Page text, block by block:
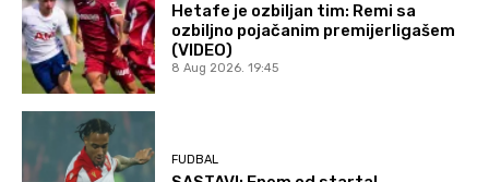
Hetafe je ozbiljan tim: Remi sa
ozbiljno pojačanim premijerligašem
(VIDEO)
8 Aug 2026. 19:45
FUDBAL